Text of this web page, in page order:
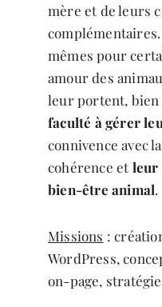
mère et de leurs
mêmes pour
amour des
leur portent, bien
faculté à gérer
connivence avec
cohérence et leur
bien-être animal.
Missions :
WordPress,
on-page,